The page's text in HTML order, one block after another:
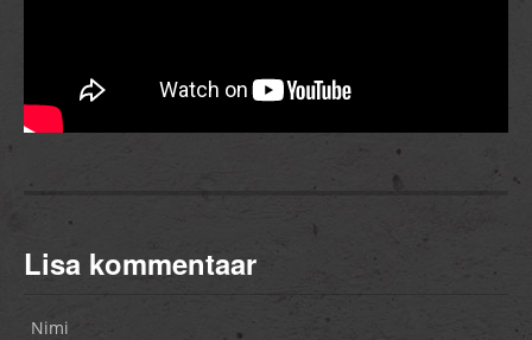
Lisa kommentaar
Nimi